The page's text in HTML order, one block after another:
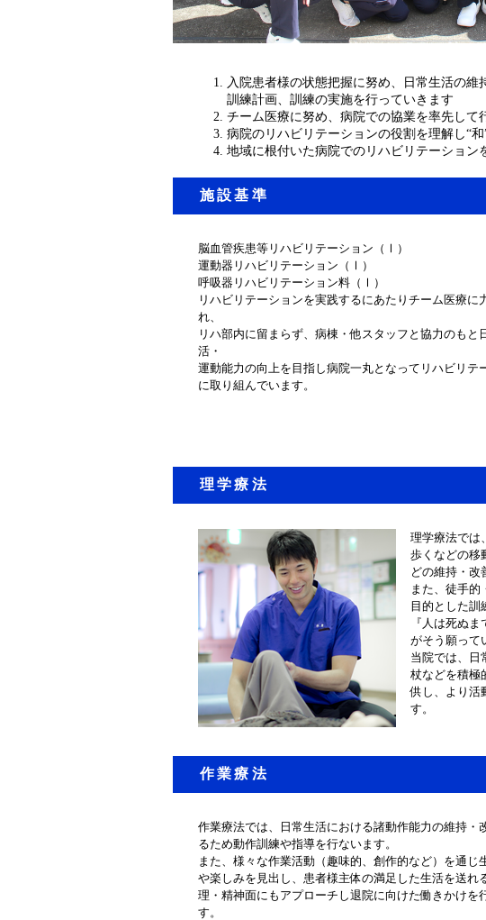
入院患者様の状態把握に努め、日常生活の維
訓練計画、訓練の実施を行っていきます
チーム医療に努め、病院での協業を率先して
病院のリハビリテーションの役割を理解し“
地域に根付いた病院でのリハビリテーション
施設基準
脳血管疾患等リハビリテーション（Ⅰ）
運動器リハビリテーション（Ⅰ）
呼吸器リハビリテーション料（Ⅰ）
リハビリテーションを実践するにあたりチーム医療に
れ、
リハ部内に留まらず、病棟・他スタッフと協力のもと
活・
運動能力の向上を目指し病院一丸となってリハビリテ
に取り組んでいます。
理学療法
理学療法では
歩くなどの移
どの維持・改
また、徒手的
目的とした訓
『人は死ぬ
がそう願って
当院では、日
杖などを積極
供し、より活
す。
作業療法
作業療法では、日常生活における諸動作能力の維持・
るため動作訓練や指導を行ないます。
また、様々な作業活動（趣味的、創作的など）を通じ
や楽しみを見出し、患者様主体の満足した生活を送れ
理・精神面にもアプローチし退院に向けた働きかけを
す。